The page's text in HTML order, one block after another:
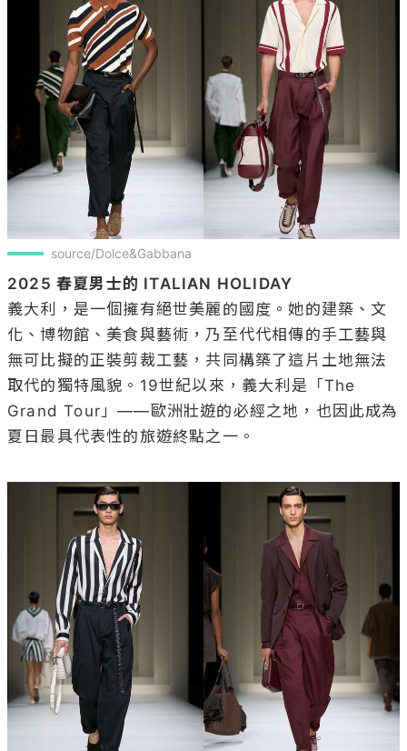
source/Dolce&Gabbana
2025 春夏男士的 ITALIAN HOLIDAY
義大利，是一個擁有絕世美麗的國度。她的建築、文
化、博物館、美食與藝術，乃至代代相傳的手工藝與
無可比擬的正裝剪裁工藝，共同構築了這片土地無法
取代的獨特風貌。19世紀以來，義大利是「The
Grand Tour」——歐洲壯遊的必經之地，也因此成為
夏日最具代表性的旅遊終點之一。